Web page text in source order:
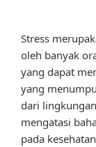
Stress
oleh banyak
yang dapat
yang
dari
mengatasi
pada